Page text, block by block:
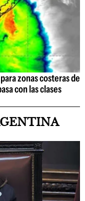
zonas costeras de
con las clases